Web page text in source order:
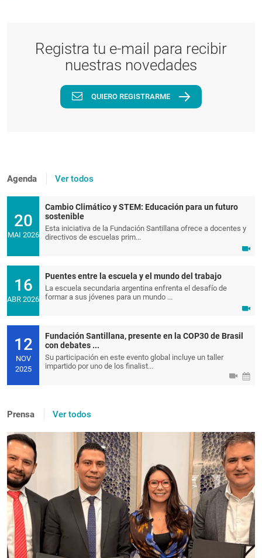
Registra tu e-mail para recibir
nuestras novedades
QUIERO REGISTRARME
Agenda Ver todos
20
MAI 2026
Cambio Climático y STEM: Educación para un futuro
sostenible
Esta iniciativa de la Fundación Santillana ofrece a docentes y
directivos de escuelas prim...
16
ABR 2026
Puentes entre la escuela y el mundo del trabajo
La escuela secundaria argentina enfrenta el desafío de
formar a sus jóvenes para un mundo ...
12
NOV
2025
Fundación Santillana, presente en la COP30 de Brasil
con debates ...
Su participación en este evento global incluye un taller
impartido por uno de los finalist...
Prensa Ver todos